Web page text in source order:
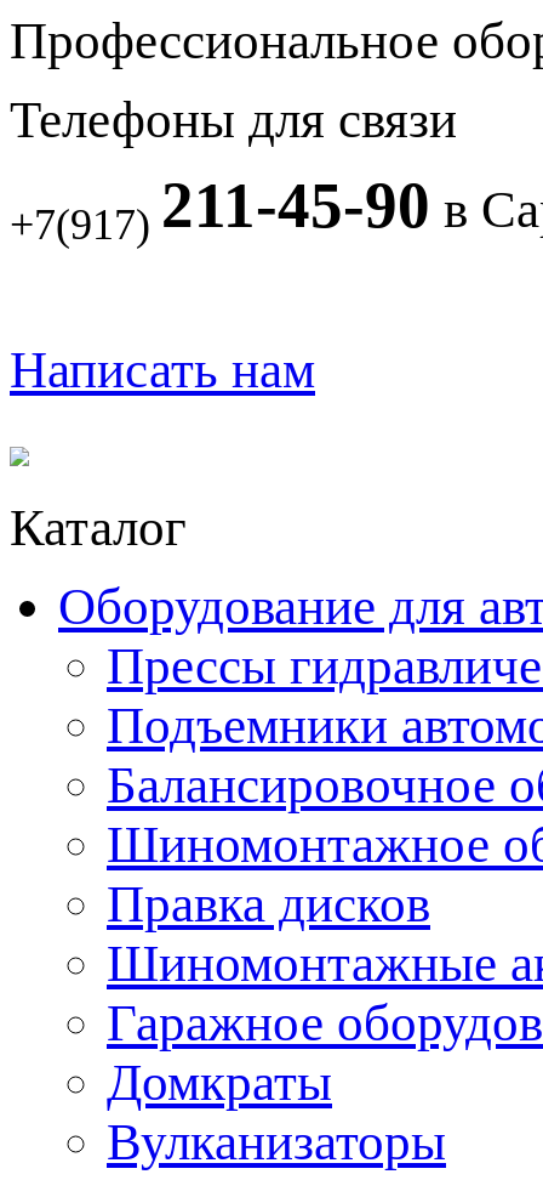
Профессиональное
Телефоны для связи
+7(917) 211-45-90 в
Написать нам
Каталог
Оборудование для
Прессы
Подъемники
Балансировочное
Шиномонтажное
Правка дисков
Шиномонтажные
Гаражное
Домкраты
Вулканизаторы